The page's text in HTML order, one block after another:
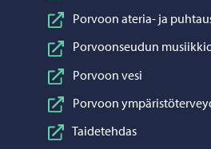
Porvoon ateria- ja
Porvoonseudun
Porvoon vesi
Porvoon
Taidetehdas